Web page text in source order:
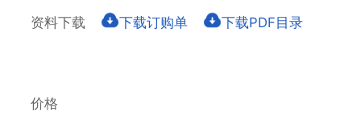
资料下载 下载订购单 下载PDF目录
价格